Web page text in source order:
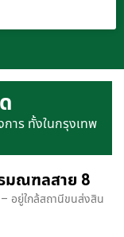
การ ทั้งในกรุงเทพ
ธมณฑลสาย 8
อยู่ใกล้สถานีขนส่งสิน